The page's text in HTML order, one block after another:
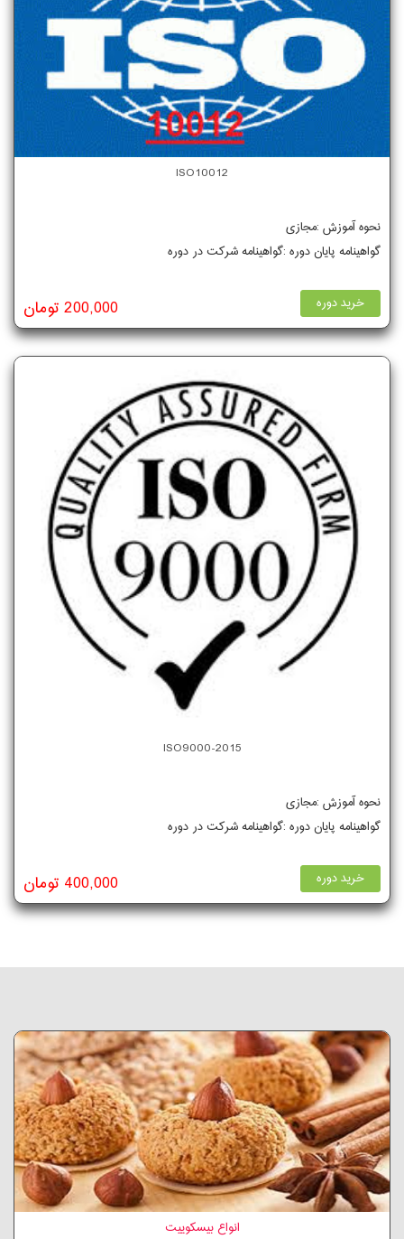
ISO10012
نحوه آموزش :مجازی
گواهینامه پایان دوره :گواهینامه شرکت در دوره
خرید دوره 200,000 تومان
ISO9000-2015
نحوه آموزش :مجازی
گواهینامه پایان دوره :گواهینامه شرکت در دوره
خرید دوره 400,000 تومان
انواع بیسکوییت